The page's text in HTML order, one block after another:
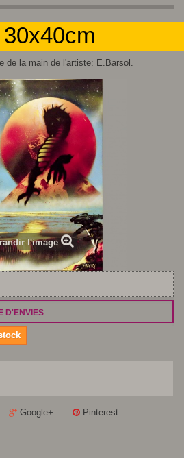
de la main de l'artiste: E.Barsol.
l'image
D'ENVIES
Google+ Pinterest